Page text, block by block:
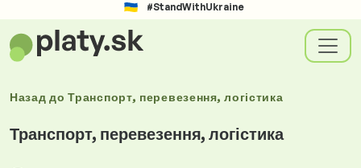
#StandWithUkraine
Назад доТранспорт, перевезення, логістика
Транспорт, перевезення, логістика